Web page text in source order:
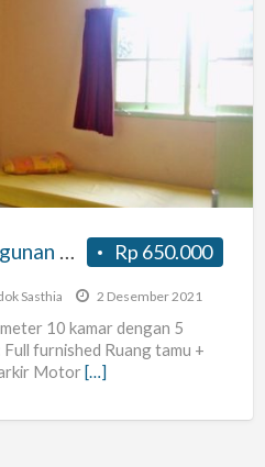
Rp 650.000
Pondok Sasthia Bangunan Baru
Sasthia 2 Desember 2021
10 kamar dengan 5
furnished Ruang tamu +
Motor[…]